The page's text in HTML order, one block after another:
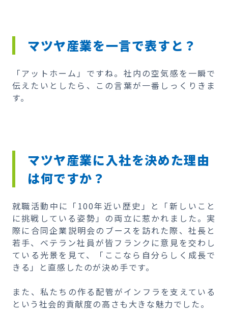
マツヤ産業を一言で表すと？
「アットホーム」ですね。社内の空気感を一瞬で
伝えたいとしたら、この言葉が一番しっくりきま
す。
マツヤ産業に入社を決めた理由
は何ですか？
就職活動中に「100年近い歴史」と「新しいこと
に挑戦している姿勢」の両立に惹かれました。実
際に合同企業説明会のブースを訪れた際、社長と
若手、ベテラン社員が皆フランクに意見を交わし
ている光景を見て、「ここなら自分らしく成長で
きる」と直感したのが決め手です。
また、私たちの作る配管がインフラを支えている
という社会的貢献度の高さも大きな魅力でした。